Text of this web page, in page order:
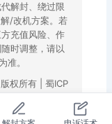
解封、绕过限
/改机方案。若
充值风险、作
时调整，请以
准。
权所有 | 蜀ICP